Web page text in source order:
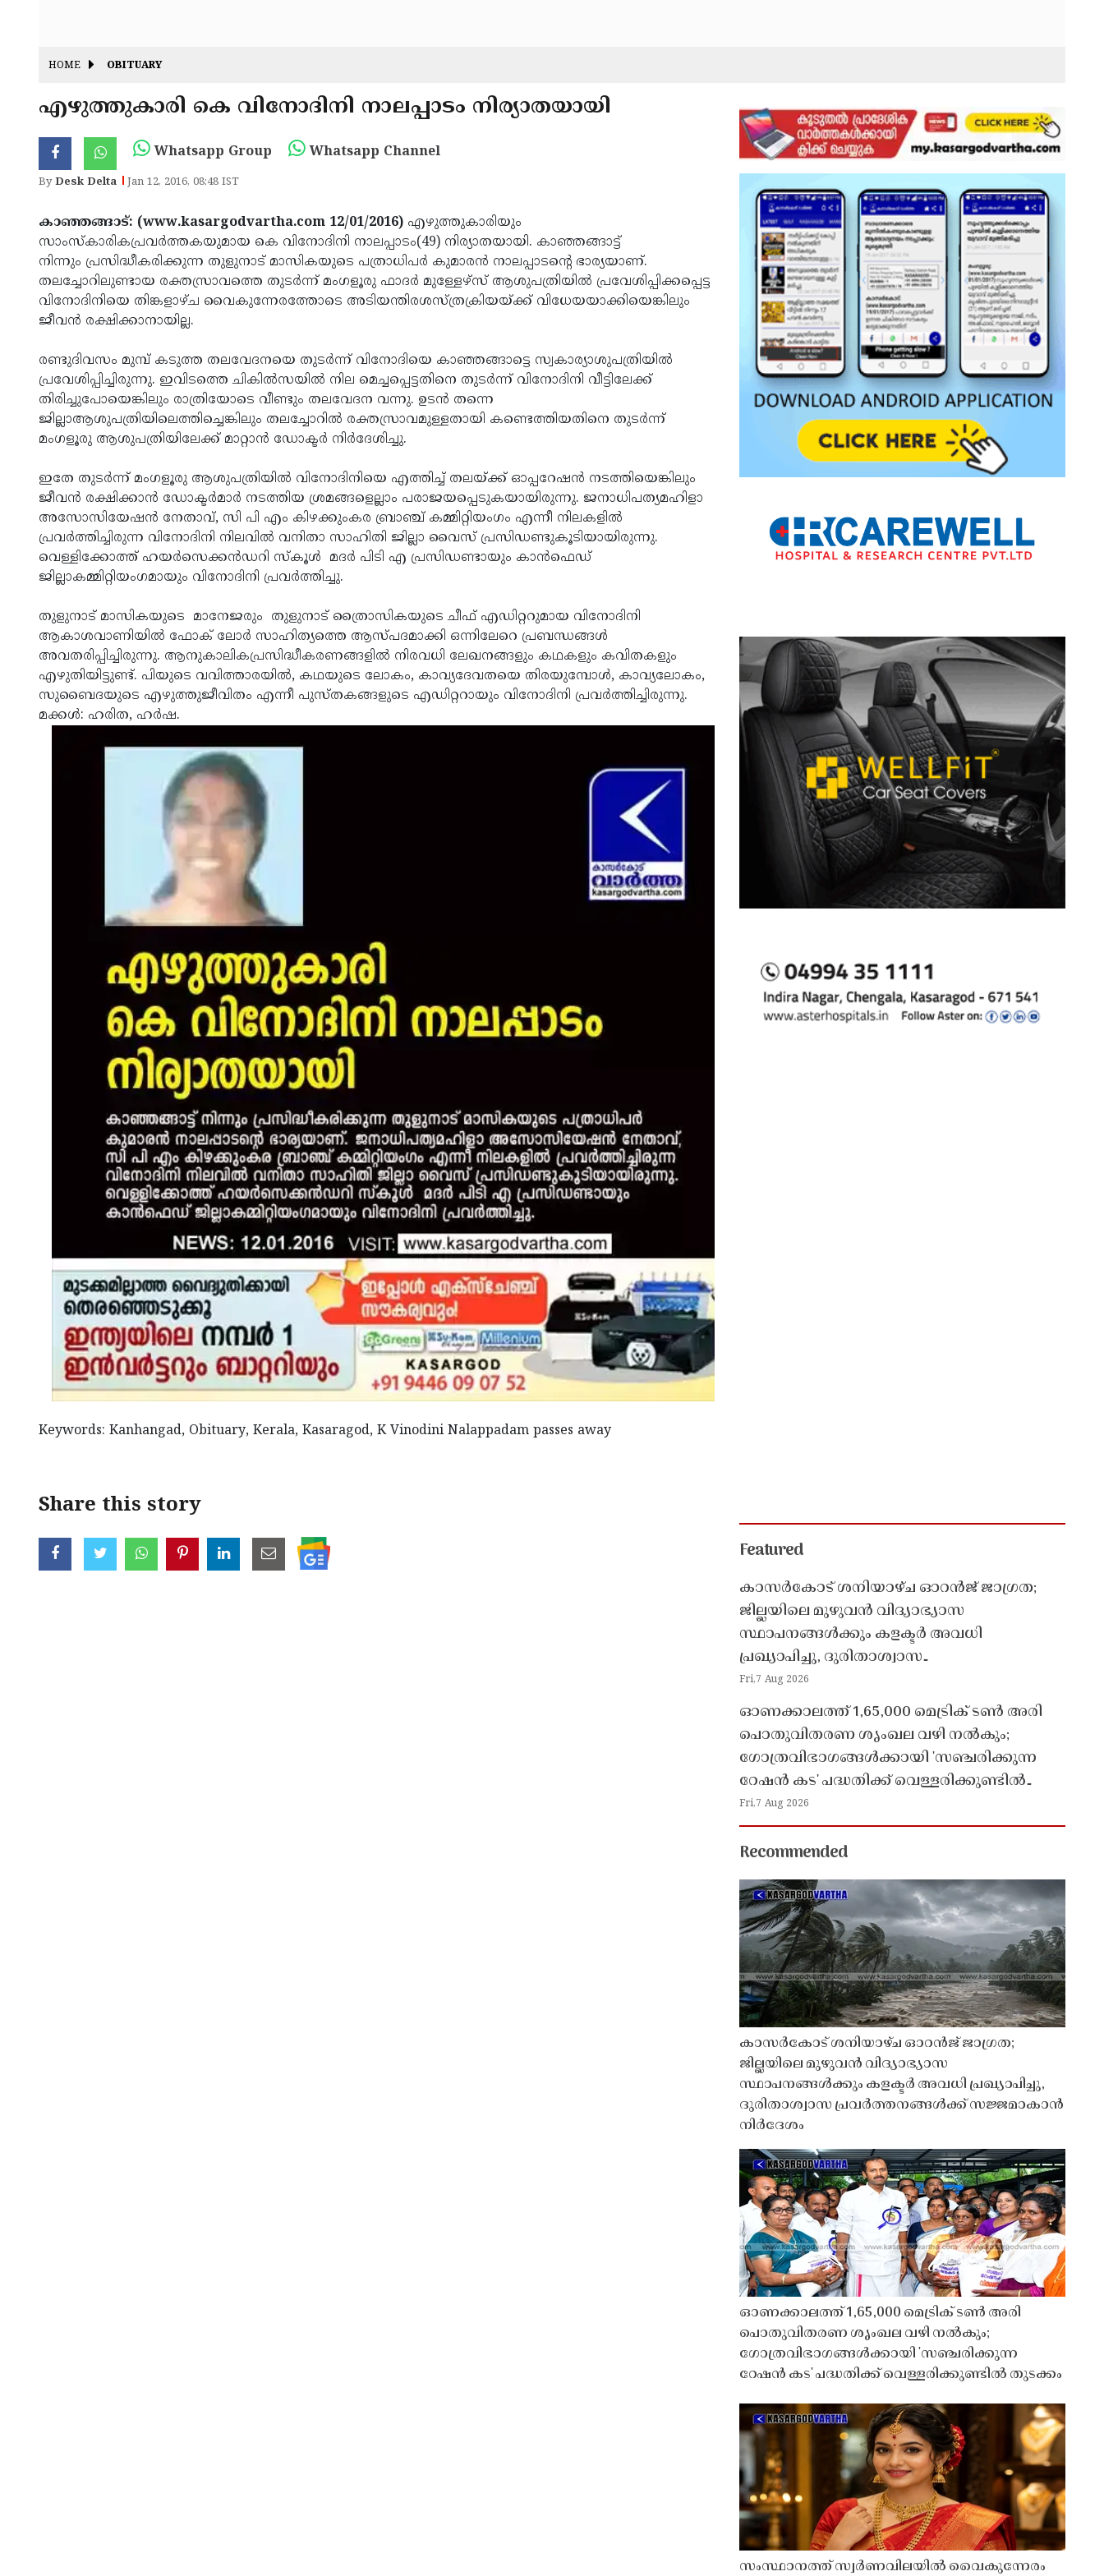
HOME OBITUARY
എഴുത്തുകാരി കെ വിനോദിനി നാലപ്പാടം നിര്യാതയായി
Whatsapp Group Whatsapp Channel
ByDesk Delta Jan 12, 2016, 08:48 IST
കാഞ്ഞങ്ങാട്: (www.kasargodvartha.com 12/01/2016) എഴുത്തുകാരിയും
സാംസ്‌കാരികപ്രവര്‍ത്തകയുമായ കെ വിനോദിനി നാലപ്പാടം(49) നിര്യാതയായി. കാഞ്ഞങ്ങാട്ട്
നിന്നും പ്രസിദ്ധീകരിക്കുന്ന തുളുനാട് മാസികയുടെ പത്രാധിപര്‍ കുമാരന്‍ നാലപ്പാടന്റെ ഭാര്യയാണ്.
തലച്ചോറിലുണ്ടായ രക്തസ്രാവത്തെ തുടര്‍ന്ന് മംഗളൂരു ഫാദര്‍ മുള്ളേഴ്‌സ് ആശുപത്രിയില്‍ പ്രവേശിപ്പിക്കപ്പെട്ട
വിനോദിനിയെ തിങ്കളാഴ്ച വൈകുന്നേരത്തോടെ അടിയന്തിരശസ്ത്രക്രിയയ്ക്ക് വിധേയയാക്കിയെങ്കിലും
ജീവന്‍ രക്ഷിക്കാനായില്ല.
രണ്ടുദിവസം മുമ്പ് കടുത്ത തലവേദനയെ തുടര്‍ന്ന് വിനോദിയെ കാഞ്ഞങ്ങാട്ടെ സ്വകാര്യാശുപത്രിയില്‍
പ്രവേശിപ്പിച്ചിരുന്നു. ഇവിടത്തെ ചികില്‍സയില്‍ നില മെച്ചപ്പെട്ടതിനെ തുടര്‍ന്ന് വിനോദിനി വീട്ടിലേക്ക്
തിരിച്ചുപോയെങ്കിലും രാത്രിയോടെ വീണ്ടും തലവേദന വന്നു. ഉടന്‍ തന്നെ
ജില്ലാആശുപത്രിയിലെത്തിച്ചെങ്കിലും തലച്ചോറില്‍ രക്തസ്രാവമുള്ളതായി കണ്ടെത്തിയതിനെ തുടര്‍ന്ന്
മംഗളൂരു ആശുപത്രിയിലേക്ക് മാറ്റാന്‍ ഡോക്ടര്‍ നിര്‍ദേശിച്ചു.
ഇതേ തുടര്‍ന്ന് മംഗളൂരു ആശുപത്രിയില്‍ വിനോദിനിയെ എത്തിച്ച് തലയ്ക്ക് ഓപ്പറേഷന്‍ നടത്തിയെങ്കിലും
ജീവന്‍ രക്ഷിക്കാന്‍ ഡോക്ടര്‍മാര്‍ നടത്തിയ ശ്രമങ്ങളെല്ലാം പരാജയപ്പെടുകയായിരുന്നു. ജനാധിപത്യമഹിളാ
അസോസിയേഷന്‍ നേതാവ്, സി പി എം കിഴക്കുംകര ബ്രാഞ്ച് കമ്മിറ്റിയംഗം എന്നീ നിലകളില്‍
പ്രവര്‍ത്തിച്ചിരുന്ന വിനോദിനി നിലവില്‍ വനിതാ സാഹിതി ജില്ലാ വൈസ് പ്രസിഡണ്ടുകൂടിയായിരുന്നു.
വെള്ളിക്കോത്ത് ഹയര്‍സെക്കന്‍ഡറി സ്‌കൂള്‍ മദര്‍ പിടി എ പ്രസിഡണ്ടായും കാന്‍ഫെഡ്
ജില്ലാകമ്മിറ്റിയംഗമായും വിനോദിനി പ്രവര്‍ത്തിച്ചു.
തുളുനാട് മാസികയുടെ മാനേജരും തുളുനാട് ത്രൈാസികയുടെ ചീഫ് എഡിറ്ററുമായ വിനോദിനി
ആകാശവാണിയില്‍ ഫോക് ലോര്‍ സാഹിത്യത്തെ ആസ്പദമാക്കി ഒന്നിലേറെ പ്രബന്ധങ്ങള്‍
അവതരിപ്പിച്ചിരുന്നു. ആനുകാലികപ്രസിദ്ധീകരണങ്ങളില്‍ നിരവധി ലേഖനങ്ങളും കഥകളും കവിതകളും
എഴുതിയിട്ടുണ്ട്. പിയുടെ വവിത്താരയില്‍, കഥയുടെ ലോകം, കാവ്യദേവതയെ തിരയുമ്പോള്‍, കാവ്യലോകം,
സുബൈദയുടെ എഴുത്തുജീവിതം എന്നീ പുസ്തകങ്ങളുടെ എഡിറ്ററായും വിനോദിനി പ്രവര്‍ത്തിച്ചിരുന്നു.
മക്കള്‍: ഹരിത, ഹര്‍ഷ.
Keywords: Kanhangad, Obituary, Kerala, Kasaragod, K Vinodini Nalappadam passes away
Share this story
Featured
കാസർകോട് ശനിയാഴ്ച ഓറൻജ് ജാഗ്രത;
ജില്ലയിലെ മുഴുവൻ വിദ്യാഭ്യാസ
സ്ഥാപനങ്ങൾക്കും കളക്ടർ അവധി
പ്രഖ്യാപിച്ചു, ദുരിതാശ്വാസ
പ്രവർത്തനങ്ങൾക്ക് സജ്ജമാകാൻ നിർദേശം
Fri,7 Aug 2026
ഓണക്കാലത്ത് 1,65,000 മെട്രിക് ടൺ അരി
പൊതുവിതരണ ശൃംഖല വഴി നൽകും;
ഗോത്രവിഭാഗങ്ങൾക്കായി 'സഞ്ചരിക്കുന്ന
റേഷൻ കട' പദ്ധതിക്ക് വെള്ളരിക്കുണ്ടിൽ
തുടക്കം
Fri,7 Aug 2026
Recommended
കാസർകോട് ശനിയാഴ്ച ഓറൻജ് ജാഗ്രത;
ജില്ലയിലെ മുഴുവൻ വിദ്യാഭ്യാസ
സ്ഥാപനങ്ങൾക്കും കളക്ടർ അവധി പ്രഖ്യാപിച്ചു,
ദുരിതാശ്വാസ പ്രവർത്തനങ്ങൾക്ക് സജ്ജമാകാൻ
നിർദേശം
ഓണക്കാലത്ത് 1,65,000 മെട്രിക് ടൺ അരി
പൊതുവിതരണ ശൃംഖല വഴി നൽകും;
ഗോത്രവിഭാഗങ്ങൾക്കായി 'സഞ്ചരിക്കുന്ന
റേഷൻ കട' പദ്ധതിക്ക് വെള്ളരിക്കുണ്ടിൽ തുടക്കം
സംസ്ഥാനത്ത് സ്വർണവിലയിൽ വൈകുന്നേരം